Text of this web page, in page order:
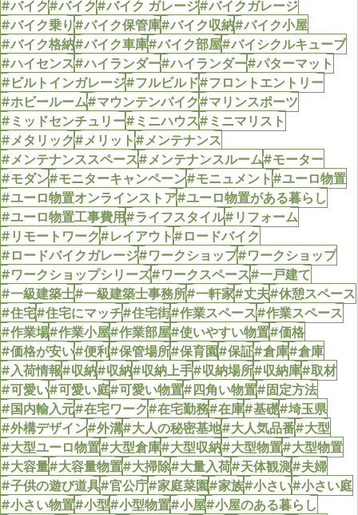
#バイク#バイク#バイク ガレージ#バイクガレージ
#バイク乗り#バイク保管庫#バイク収納#バイク小屋
#バイク格納#バイク車庫#バイク部屋#バイシクルキューブ
#ハイセンス#ハイランダー#ハイランダー#パターマット
#ビルトインガレージ#フルビルド#フロントエントリー
#ホビールーム#マウンテンバイク#マリンスポーツ
#ミッドセンチュリー#ミニハウス#ミニマリスト
#メタリック#メリット#メンテナンス
#メンテナンススペース#メンテナンスルーム#モーター
#モダン#モニターキャンペーン#モニュメント#ユーロ物置
#ユーロ物置オンラインストア#ユーロ物置がある暮らし
#ユーロ物置工事費用#ライフスタイル#リフォーム
#リモートワーク#レイアウト#ロードバイク
#ロードバイクガレージ#ワークショップ#ワークショップ
#ワークショップシリーズ#ワークスペース#一戸建て
#一級建築士#一級建築士事務所#一軒家#丈夫#休憩スペース
#住宅#住宅にマッチ#住宅街#作業スペース#作業スペース
#作業場#作業小屋#作業部屋#使いやすい物置#価格
#価格が安い#便利#保管場所#保育園#保証#倉庫#倉庫
#入荷情報#収納#収納#収納上手#収納場所#収納庫#取材
#可愛い#可愛い庭#可愛い物置#四角い物置#固定方法
#国内輸入元#在宅ワーク#在宅勤務#在庫#基礎#埼玉県
#外構デザイン#外溝#大人の秘密基地#大人気品番#大型
#大型ユーロ物置#大型倉庫#大型収納#大型物置#大型物置
#大容量#大容量物置#大掃除#大量入荷#天体観測#夫婦
#子供の遊び道具#官公庁#家庭菜園#家族#小さい#小さい庭
#小さい物置#小型#小型物置#小屋#小屋のある暮らし